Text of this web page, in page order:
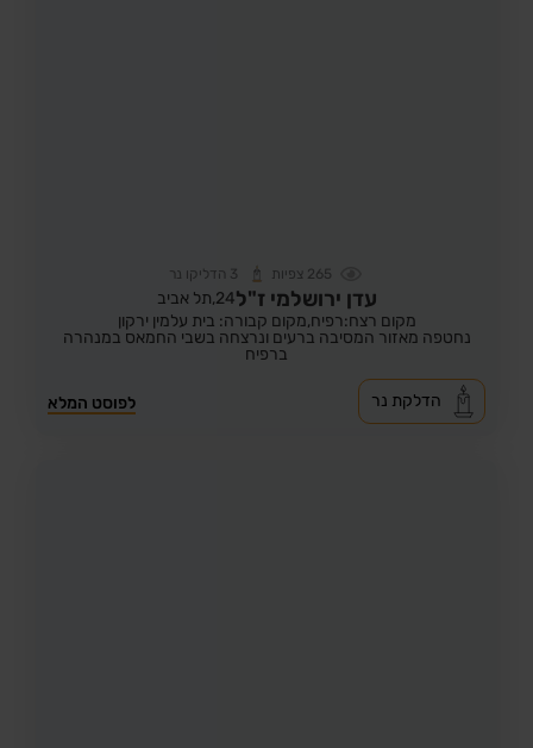
265 צפיות 3 הדליקו נר
עדן ירושלמי ז"ל24, תל אביב
מקום רצח:רפיח,מקום קבורה: בית עלמין ירקון
נחטפה מאזור המסיבה ברעים ונרצחה בשבי החמאס במנהרה
ברפיח
לפוסט המלא הדלקת נר